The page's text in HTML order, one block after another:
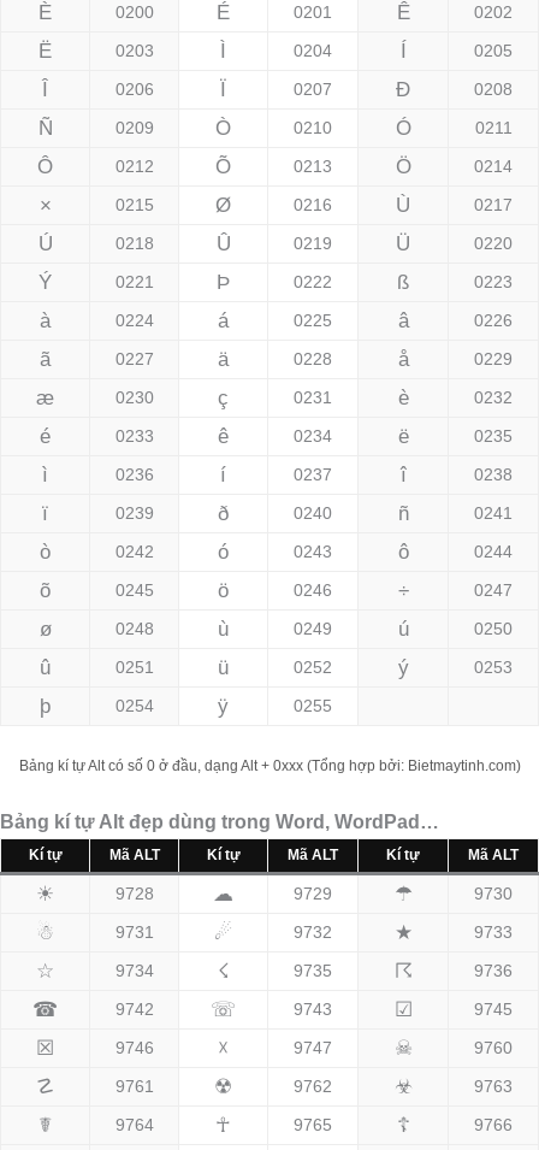
È 0200 É 0201 Ê 0202
Ë 0203 0204 0205
0206 0207 Ð 0208
Ñ 0209 Ò 0210 Ó 0211
Ô 0212 Õ 0213 Ö 0214
× 0215 Ø 0216 Ù 0217
Ú 0218 Û 0219 Ü 0220
Ý 0221 Þ 0222 ß 0223
à 0224 á 0225 â 0226
ã 0227 ä 0228 å 0229
æ 0230 ç 0231 è 0232
é 0233 ê 0234 ë 0235
ì 0236 í 0237 î 0238
ï 0239 ð 0240 ñ 0241
ò 0242 ó 0243 ô 0244
õ 0245 ö 0246 ÷ 0247
ø 0248 ù 0249 ú 0250
û 0251 ü 0252 ý 0253
þ 0254 ÿ 0255
Bảng kí tự Alt có số 0 ở đầu, dạng Alt + 0xxx (Tổng hợp bởi: Bietmaytinh.com)
Bảng kí tự Alt đẹp dùng trong Word, WordPad…
Kí tự Mã ALT Kí tự Mã ALT Kí tự Mã ALT
☀ 9728 ☁ 9729 ☂ 9730
☃ 9731 ☄ 9732 ★ 9733
☆ 9734 ☇ 9735 ☈ 9736
☎ 9742 ☏ 9743 ☑ 9745
☒ 9746 ☓ 9747 ☠ 9760
☡ 9761 ☢ 9762 ☣ 9763
☤ 9764 ☥ 9765 ☦ 9766